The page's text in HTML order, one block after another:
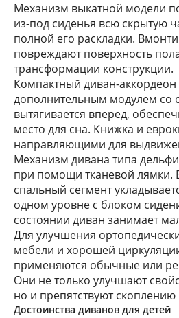
Механизм выкатной модели
из-под сиденья всю скрытую
полной его раскладки.
повреждают поверхность
трансформации конструкции.
Компактный диван-
дополнительным модулем со
вытягивается вперед,
место для сна. Книжка и
направляющими для
Механизм дивана типа
при помощи тканевой
спальный сегмент
одном уровне с блоком
состоянии диван занимает
Для улучшения
мебели и хорошей
применяются обычные или
Они не только улучшают
но и препятствуют
Достоинства диванов для детей